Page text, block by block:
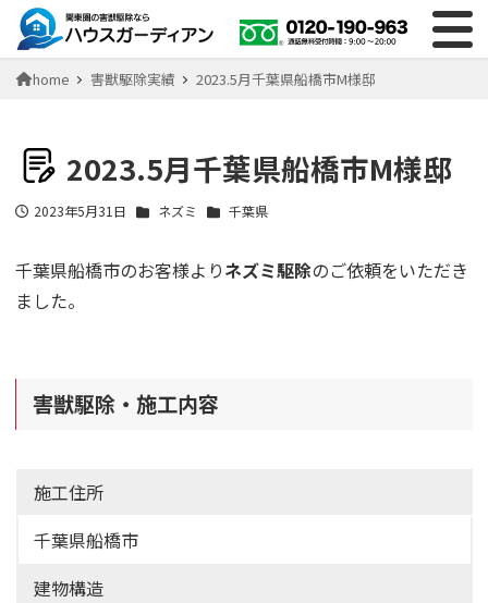
home 害獣駆除実績 2023.5月千葉県船橋市M様邸
2023.5月千葉県船橋市M様邸
投稿日
2023年5月31日 ネズミ 千葉県
千葉県船橋市のお客様よりネズミ駆除のご依頼をいただき
ました。
害獣駆除・施工内容
施工住所
千葉県船橋市
建物構造